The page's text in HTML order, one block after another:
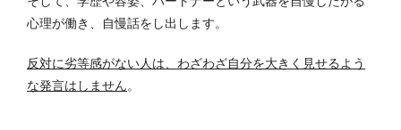
心理が働き、自慢話をし出します。
反対に劣等感がない人は、わざわざ自分を大きく見せるよう
な発言はしません。